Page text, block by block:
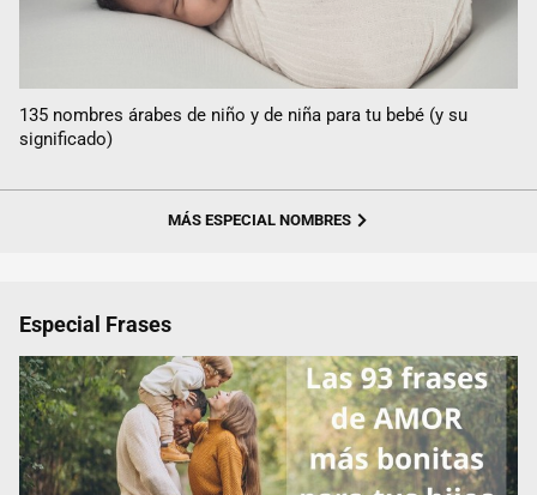
135 nombres árabes de niño y de niña para tu bebé (y su
significado)
MÁS ESPECIAL NOMBRES
Especial Frases